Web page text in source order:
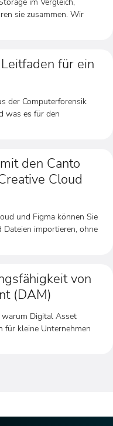
sie zusammen. Wir
für ein
der Computerforensik
was es für den
den Canto
Cloud
und Figma können Sie
Dateien importieren, ohne
von
(DAM)
warum Digital Asset
für kleine Unternehmen